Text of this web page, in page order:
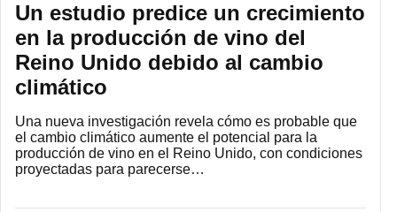
Un estudio predice un crecimiento
en la producción de vino del
Reino Unido debido al cambio
climático
Una nueva investigación revela cómo es probable que
el cambio climático aumente el potencial para la
producción de vino en el Reino Unido, con condiciones
proyectadas para parecerse…